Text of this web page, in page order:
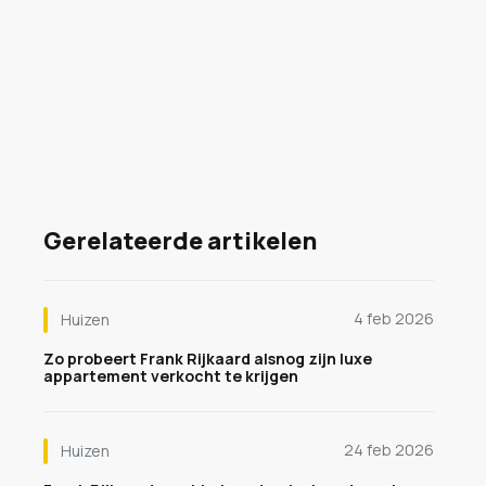
Gerelateerde artikelen
Huizen
4 feb 2026
Zo probeert Frank Rijkaard alsnog zijn luxe
appartement verkocht te krijgen
Huizen
24 feb 2026